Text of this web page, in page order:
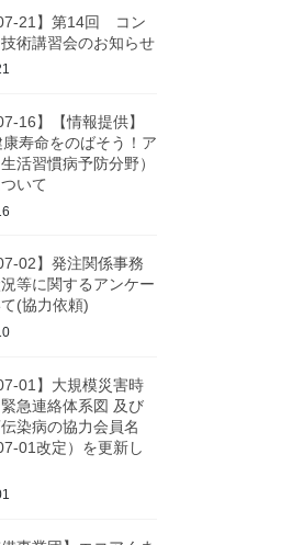
07-21】第14回 コン
術講習会のお知らせ
16】【情報提供】
寿命をのばそう！ア
活習慣病予防分野）
いて
02】発注関係事務
等に関するアンケー
て(協力依頼)
01】大規模災害時
急連絡体系図 及び
染病の協力会員名
01改定）を更新し